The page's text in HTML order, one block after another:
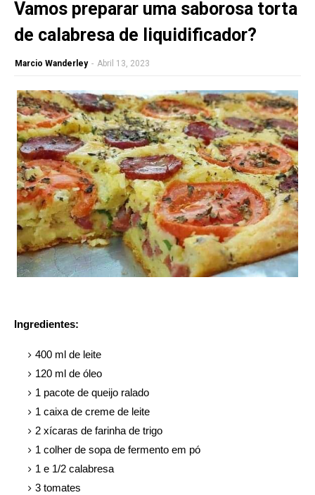
Vamos preparar uma saborosa torta
de calabresa de liquidificador?
Marcio Wanderley - Abril 13, 2023
Ingredientes:
400 ml de leite
120 ml de óleo
1 pacote de queijo ralado
1 caixa de creme de leite
2 xícaras de farinha de trigo
1 colher de sopa de fermento em pó
1 e 1/2 calabresa
3 tomates